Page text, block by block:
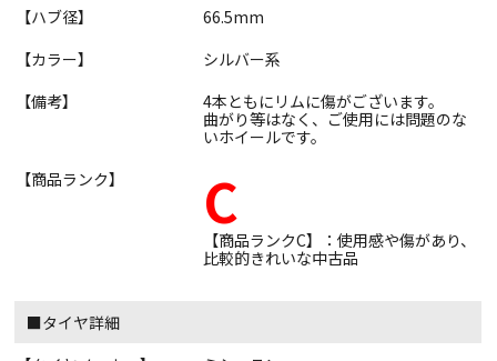
【ハブ径】
66.5mm
【カラー】
シルバー系
【備考】
4本ともにリムに傷がございます。
曲がり等はなく、ご使用には問題のな
いホイールです。
【商品ランク】
C
【商品ランクC】：使用感や傷があり、
比較的きれいな中古品
■タイヤ詳細